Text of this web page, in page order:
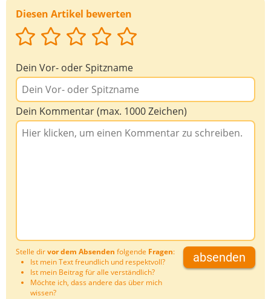
Diesen Artikel bewerten
Dein Vor- oder Spitzname
Dein Kommentar (max. 1000 Zeichen)
Stelle dirvor dem Absenden folgende Fragen:
Ist mein Text freundlich und respektvoll?
Ist mein Beitrag für alle verständlich?
Möchte ich, dass andere das über mich
wissen?
absenden
Deine Nachricht